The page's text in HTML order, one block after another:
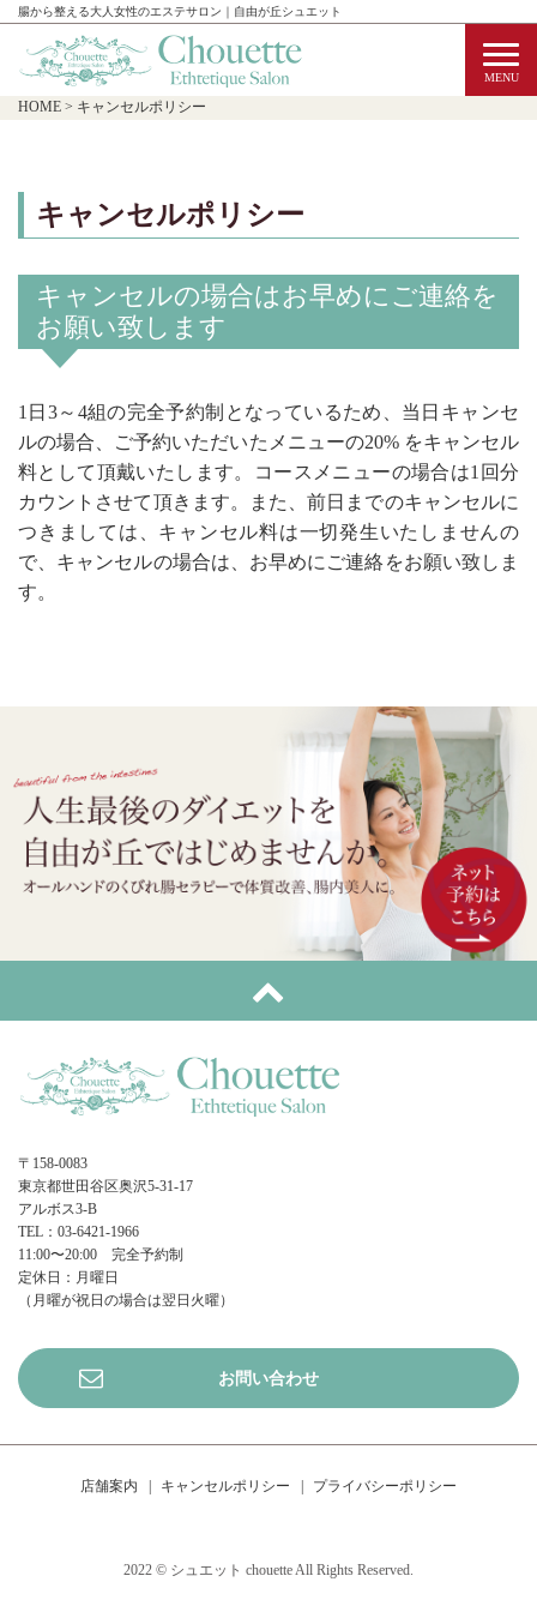
腸から整える大人女性のエステサロン｜自由が丘シュエット
HOME > キャンセルポリシー
キャンセルポリシー
キャンセルの場合はお早めにご連絡を
お願い致します
1日3～4組の完全予約制となっているため、当日キャンセ
ルの場合、ご予約いただいたメニューの20% をキャンセル
料として頂戴いたします。コースメニューの場合は1回分
カウントさせて頂きます。また、前日までのキャンセルに
つきましては、キャンセル料は一切発生いたしませんの
で、キャンセルの場合は、お早めにご連絡をお願い致しま
す。
〒158-0083
東京都世田谷区奥沢5-31-17
アルボス3-B
TEL：03-6421-1966
11:00〜20:00 完全予約制
定休日：月曜日
（月曜が祝日の場合は翌日火曜）
お問い合わせ
店舗案内 キャンセルポリシー プライバシーポリシー
2022 © シュエット chouette All Rights Reserved.